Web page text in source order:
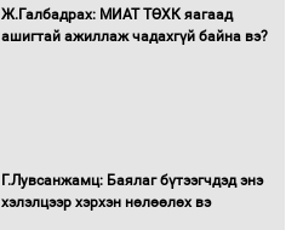
16 төрлийн эмийг нэг эх үүсвэрээс
худалдан авах журмыг баталлаа
шилжиж, найр наадам, зөвлөгөөн,
гадаад томилолтыг хориглолоо
Ж.Галбадрах: МИАТ ТӨХК яагаад
ашигтай ажиллаж чадахгүй байна вэ?
Г.Лувсанжамц: Баялаг бүтээгчдэд энэ
хэлэлцээр хэрхэн нөлөөлөх вэ